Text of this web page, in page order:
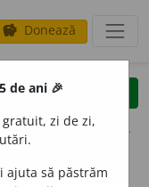
savings Donează
clear
opțiuni
de ani 🎉
zi de zi,
ajuta să păstrăm